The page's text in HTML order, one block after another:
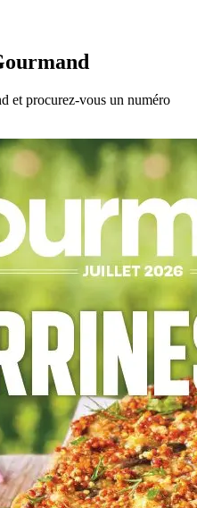
et procurez-vous un numéro